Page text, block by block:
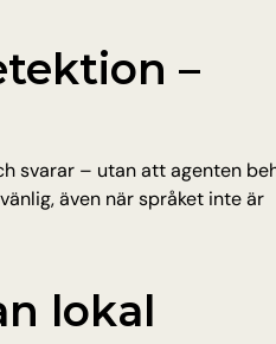
–
svarar – utan att agenten
även när språket inte är
lokal